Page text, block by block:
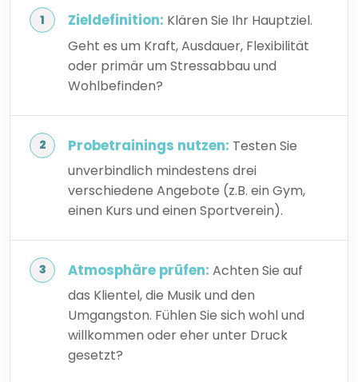
Zieldefinition: Klären Sie Ihr Hauptziel.
Geht es um Kraft, Ausdauer, Flexibilität
oder primär um Stressabbau und
Wohlbefinden?
Probetrainings nutzen: Testen Sie
unverbindlich mindestens drei
verschiedene Angebote (z.B. ein Gym,
einen Kurs und einen Sportverein).
Atmosphäre prüfen: Achten Sie auf
das Klientel, die Musik und den
Umgangston. Fühlen Sie sich wohl und
willkommen oder eher unter Druck
gesetzt?